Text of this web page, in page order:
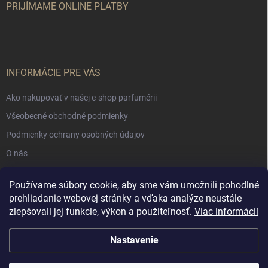
Používame súbory cookie, aby sme vám umožnili pohodlné
prehliadanie webovej stránky a vďaka analýze neustále
zlepšovali jej funkcie, výkon a použiteľnosť. Viac informácií
Nastavenie
PRIJÍMAME ONLINE PLATBY
INFORMÁCIE PRE VÁS
Ako nakupovať v našej e-shop parfumérii
Všeobecné obchodné podmienky
Podmienky ochrany osobných údajov
O nás
NÁKUPNÝ KOŠÍK
0 ks /€0